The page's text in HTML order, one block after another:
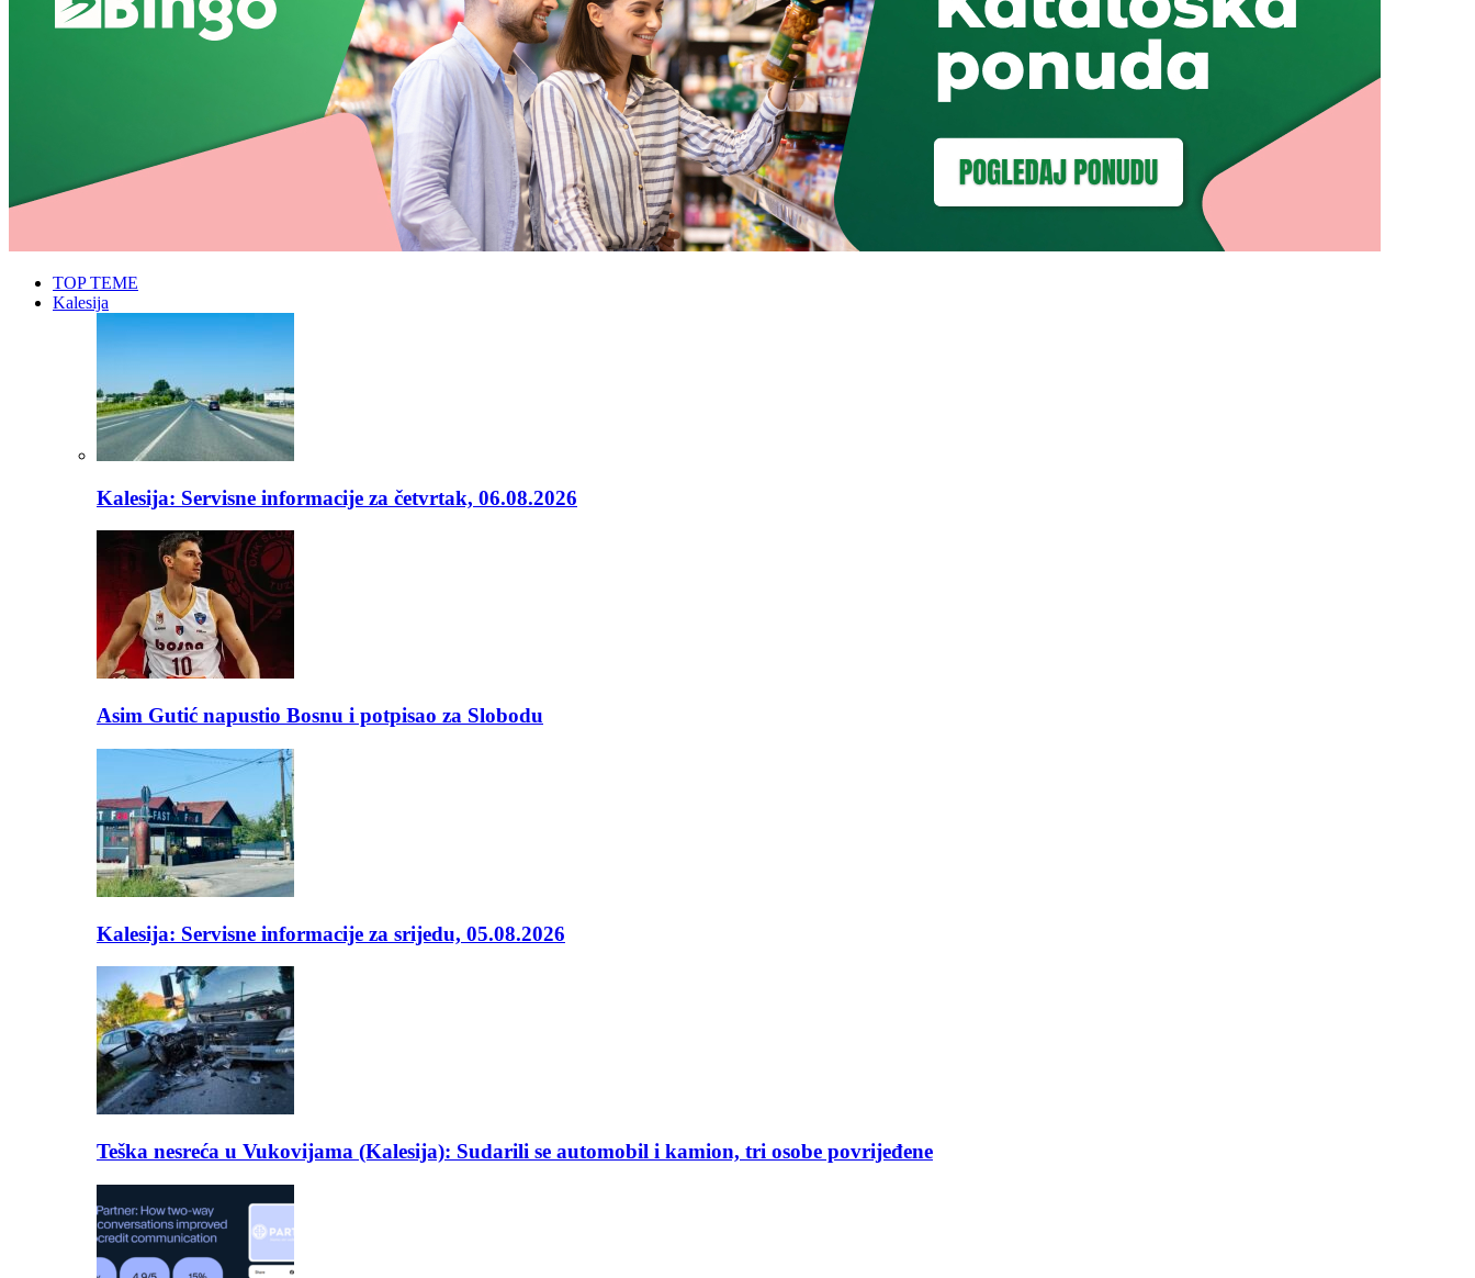
TOP TEME
Kalesija
Kalesija: Servisne informacije za četvrtak, 06.08.2026
Asim Gutić napustio Bosnu i potpisao za Slobodu
Kalesija: Servisne informacije za srijedu, 05.08.2026
Teška nesreća u Vukovijama (Kalesija): Sudarili se automobil i kamion, tri osobe povrijeđene